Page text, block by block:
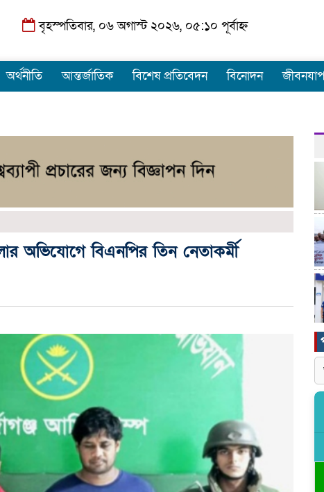
বৃহস্পতিবার, ০৬ অগাস্ট ২০২৬, ০৫:১০ পূর্বাহ্ন
অর্থনীতি আন্তর্জাতিক বিশেষ প্রতিবেদন বিনোদন
অভিযোগে বিএনপির তিন নেতাকর্মী